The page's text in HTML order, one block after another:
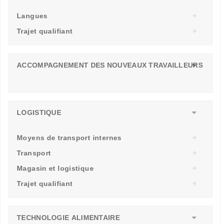
Langues
Trajet qualifiant
ACCOMPAGNEMENT DES NOUVEAUX TRAVAILLEURS
LOGISTIQUE
Moyens de transport internes
Transport
Magasin et logistique
Trajet qualifiant
TECHNOLOGIE ALIMENTAIRE